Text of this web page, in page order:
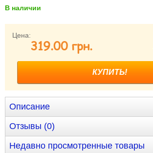
Забыли пароль?
Регистрация
В наличии
Цена:
319.00 грн.
Описание
Отзывы (0)
Недавно просмотренные товары